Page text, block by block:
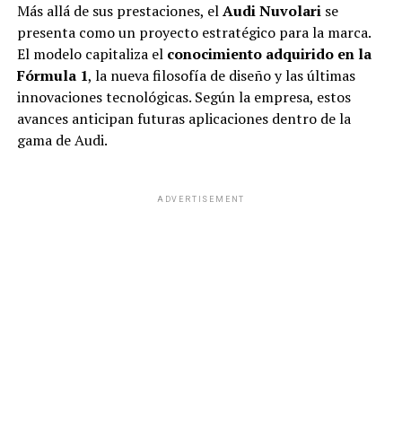
Más allá de sus prestaciones, elAudi Nuvolarise
presenta como un proyecto estratégico para la marca.
El modelo capitaliza el conocimiento adquirido en la
Fórmula 1, la nueva filosofía de diseño y las últimas
innovaciones tecnológicas. Según la empresa, estos
avances anticipan futuras aplicaciones dentro de la
gama de Audi.
ADVERTISEMENT